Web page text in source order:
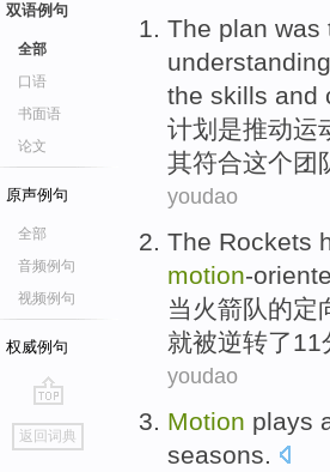
双语例句
全部
口语
书面语
论文
原声例句
全部
音频例句
视频例句
权威例句
go
top
返回词典
The plan was
understanding
the skills and
计划 是推动运
其符合这个团
youdao
The Rockets
motion-
当 火箭队的定
就被逆转了11
youdao
Motion plays
seasons